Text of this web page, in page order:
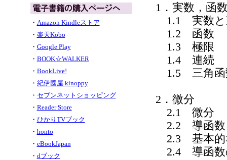
・ Amazon Kindleストア
・ 楽天Kobo
・ Google Play
・ BOOK☆WALKER
・ BookLive!
・ 紀伊國屋 kinoppy
・ セブンネットショッピング
・ Reader Store
・ ひかりTVブック
・ honto
・ eBookJapan
・ dブック
1．実数，函
1.1 実数と
1.2 函数
1.3 極限
1.4 連続
1.5 三角函
2．微分
2.1 微分
2.2 導函数
2.3 基本的
2.4 導函数